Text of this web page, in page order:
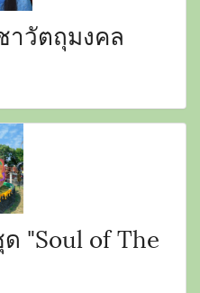
วัตถุมงคล
"Soul of The